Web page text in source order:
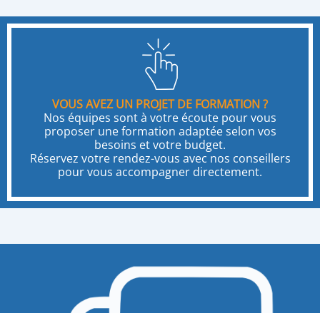
VOUS AVEZ UN PROJET DE FORMATION ?
Nos équipes sont à votre écoute pour vous
proposer une formation adaptée selon vos
besoins et votre budget.
Réservez votre rendez-vous avec nos conseillers
pour vous accompagner directement.